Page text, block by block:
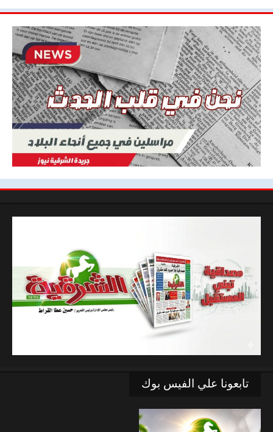
تابعونا علي الفيس بوك